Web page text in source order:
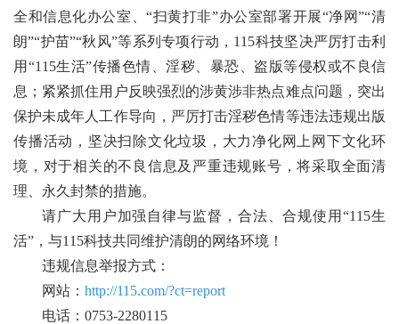
全和信息化办公室、“扫黄打非”办公室部署开展“净网”“清
朗”“护苗”“秋风”等系列专项行动，115科技坚决严厉打击利
用“115生活”传播色情、淫秽、暴恐、盗版等侵权或不良信
息；紧紧抓住用户反映强烈的涉黄涉非热点难点问题，突出
保护未成年人工作导向，严厉打击淫秽色情等违法违规出版
传播活动，坚决扫除文化垃圾，大力净化网上网下文化环
境，对于相关的不良信息及严重违规账号，将采取全面清
理、永久封禁的措施。
请广大用户加强自律与监督，合法、合规使用“115生
活”，与115科技共同维护清朗的网络环境！
违规信息举报方式：
网站： http://115.com/?ct=report
电话：0753-2280115